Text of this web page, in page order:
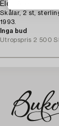
Elon Arenhill
Skålar, 2 st,
1993.
Inga bud
Utropspris 2 500